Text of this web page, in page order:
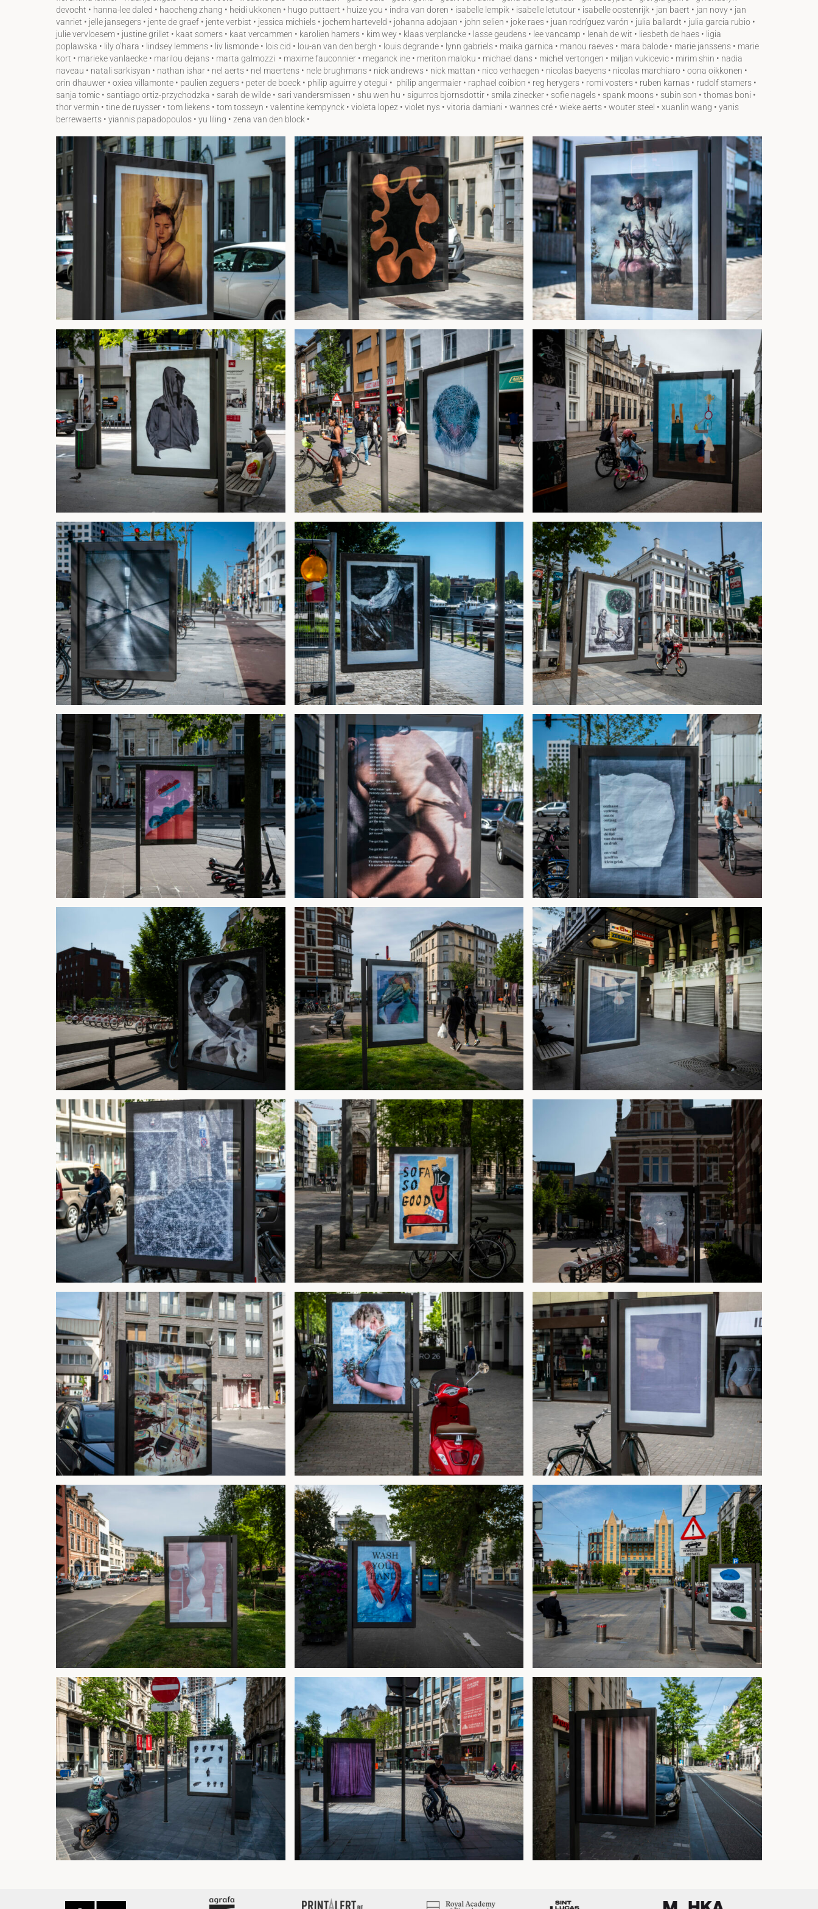
devocht • hanna-lee daled • haocheng zhang • heidi ukkonen • hugo puttaert • huize you • indra van doren • isabelle lempik • isabelle letutour • isabelle oostenrijk • jan baert • jan novy • jan
vanriet • jelle jansegers • jente de graef • jente verbist • jessica michiels • jochem harteveld • johanna adojaan • john selien • joke raes • juan rodríguez varón • julia ballardt • julia garcia rubio •
julie vervloesem • justine grillet • kaat somers • kaat vercammen • karolien hamers • kim wey • klaas verplancke • lasse geudens • lee vancamp • lenah de wit • liesbeth de haes • ligia
poplawska • lily o’hara • lindsey lemmens • liv lismonde • lois cid • lou-an van den bergh • louis degrande • lynn gabriels • maika garnica • manou raeves • mara balode • marie janssens • marie
kort • marieke vanlaecke • marilou dejans • marta galmozzi • maxime fauconnier • meganck ine • meriton maloku • michael dans • michel vertongen • miljan vukicevic • mirim shin • nadia
naveau • natali sarkisyan • nathan ishar • nel aerts • nel maertens • nele brughmans • nick andrews • nick mattan • nico verhaegen • nicolas baeyens • nicolas marchiaro • oona oikkonen •
orin dhauwer • oxiea villamonte • paulien zeguers • peter de boeck • philip aguirre y otegui • philip angermaier • raphael coibion • reg herygers • romi vosters • ruben karnas • rudolf stamers •
sanja tomic • santiago ortiz-przychodzka • sarah de wilde • sari vandersmissen • shu wen hu • sigurros bjornsdottir • smila zinecker • sofie nagels • spank moons • subin son • thomas boni •
thor vermin • tine de ruysser • tom liekens • tom tosseyn • valentine kempynck • violeta lopez • violet nys • vitoria damiani • wannes cré • wieke aerts • wouter steel • xuanlin wang • yanis
berrewaerts • yiannis papadopoulos • yu liling • zena van den block •